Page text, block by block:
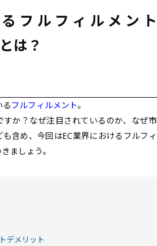
フルフィルメント
は？
る フルフィルメント。
すか？なぜ注目されているのか、なぜ市
含め、今回はEC業界におけるフルフィ
ましょう。
デメリット